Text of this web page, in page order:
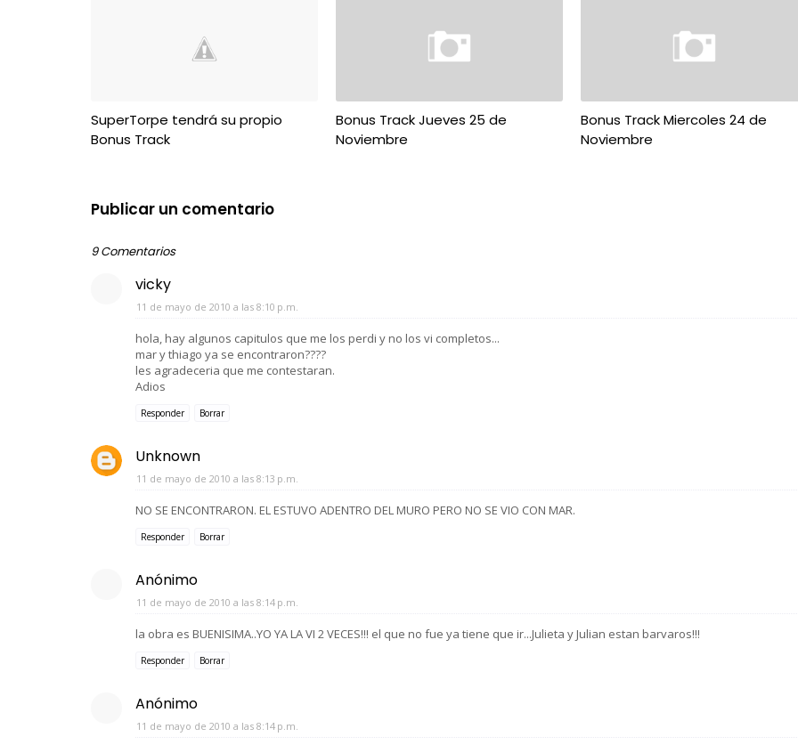
SuperTorpe tendrá su propio
Bonus Track
Bonus Track Jueves 25 de
Noviembre
Bonus Track Miercoles 24 de
Noviembre
Publicar un comentario
9 Comentarios
vicky
11 de mayo de 2010 a las 8:10 p.m.
hola, hay algunos capitulos que me los perdi y no los vi completos...
mar y thiago ya se encontraron????
les agradeceria que me contestaran.
Adios
Responder Borrar
Unknown
11 de mayo de 2010 a las 8:13 p.m.
NO SE ENCONTRARON. EL ESTUVO ADENTRO DEL MURO PERO NO SE VIO CON MAR.
Responder Borrar
Anónimo
11 de mayo de 2010 a las 8:14 p.m.
la obra es BUENISIMA..YO YA LA VI 2 VECES!!! el que no fue ya tiene que ir...Julieta y Julian estan barvaros!!!
Responder Borrar
Anónimo
11 de mayo de 2010 a las 8:14 p.m.